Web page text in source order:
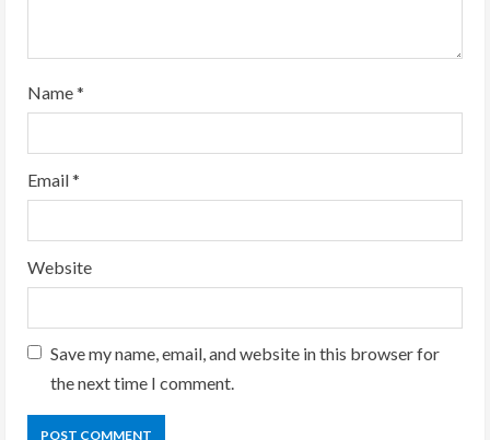
g
Name*
Email*
Website
Save my name, email, and website in this browser for
the next time I comment.